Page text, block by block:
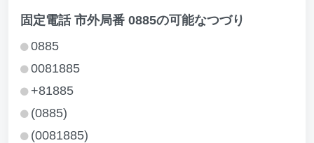
固定電話 市外局番 0885の可能なつづり
0885
0081885
+81885
(0885)
(0081885)